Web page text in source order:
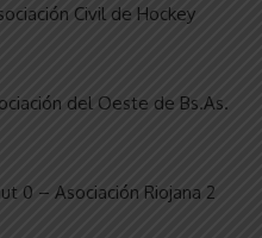
Civil de Hockey
del Oeste de Bs.As.
0 – Asociación Riojana 2